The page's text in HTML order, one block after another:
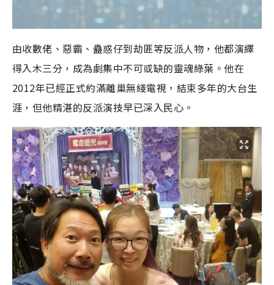
由收數佬、惡霸、蠱惑仔到劫匪等反派人物，他都演繹
得入木三分，成為劇集中不可或缺的靈魂綠葉。他在
2012年已經正式約滿離巢無綫電視，結束多年的大台生
涯，但他精湛的反派演技早已深入民心。